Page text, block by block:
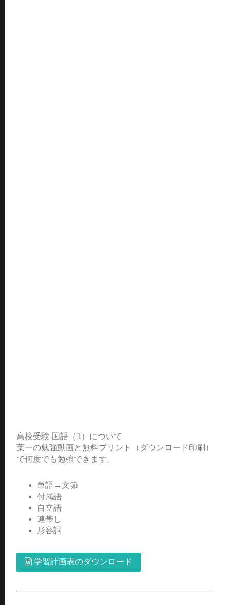
高校受験-国語（1）について
葉一の勉強動画と無料プリント（ダウンロード印刷）
で何度でも勉強できます。
単語→文節
付属語
自立語
連帯し
形容詞
学習計画表のダウンロード